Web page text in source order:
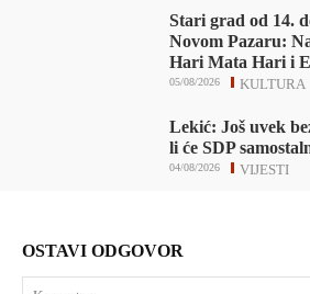
Stari grad od 14.
Novom Pazaru:
Hari Mata Hari i
KULTURA
05/08/2026
Lekić: Još uvek
li će SDP
VIJESTI
04/08/2026
OSTAVI ODGOVOR